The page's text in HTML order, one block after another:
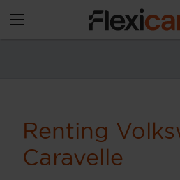
Renting
Caravelle